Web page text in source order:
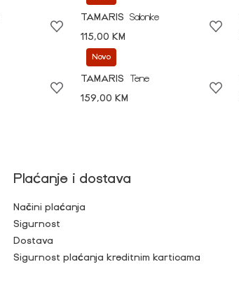
TAMARIS
Salonke
115,00 KM
Novo
TAMARIS
Tene
159,00 KM
Plaćanje i dostava
Načini plaćanja
Sigurnost
Dostava
Sigurnost plaćanja kreditnim karticama